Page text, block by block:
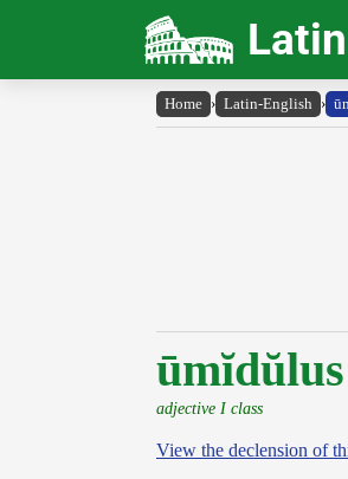
Home › Latin-English ›
ūmĭdŭlus
adjective I class
View the declension of